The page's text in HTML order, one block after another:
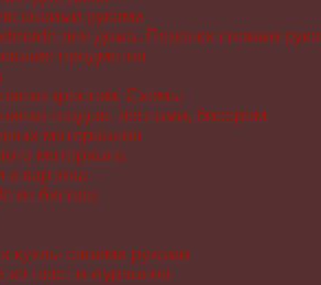
своими руками
для дома. Поделки своими
предметов
крестом. Схемы
гладью, лентами, бисером
материалов
материала
и картона
из бисера
куклы своими руками
из газет и журналов